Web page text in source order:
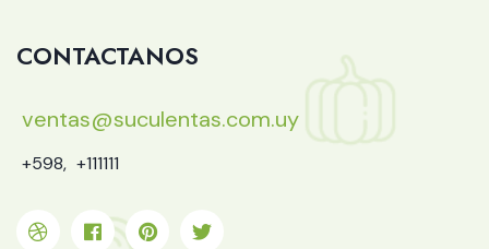
CONTACTANOS
ventas@suculentas.com.uy
+598, +111111